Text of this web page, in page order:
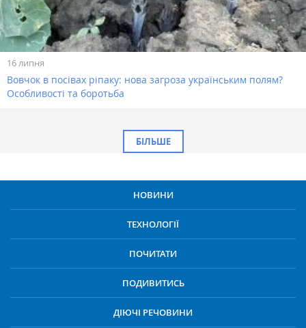
16 липня
Вовчок в посівах ріпаку: нова загроза українським полям?
Особливості та боротьба
БІЛЬШЕ
НОВИНИ
ТЕХНОЛОГІЇ
ПОЧИТАТИ
ПОДИВИТИСЬ
ДІЮЧІ РЕЧОВИНИ